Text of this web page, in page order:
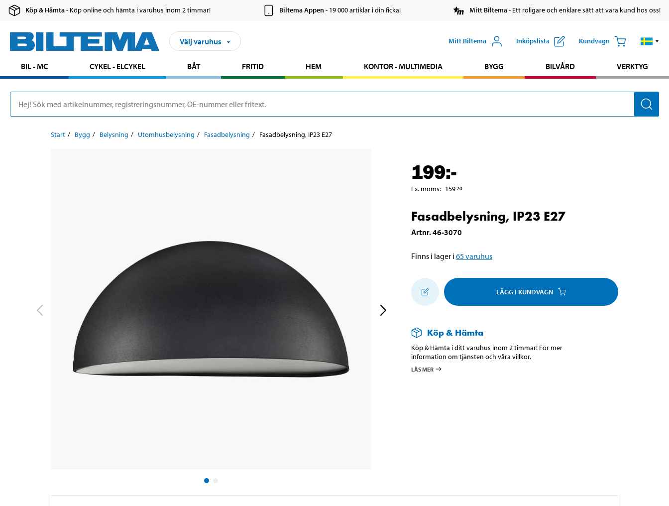
Köp & Hämta- Köp online och hämta i varuhus inom 2 timmar! Biltema Appen- 19 000 artiklar i din ficka! Mitt Biltema- Ett roligare och enklare sätt att vara kund hos oss!
Välj varuhus Mitt Biltema Inköpslista Kundvagn
BIL - MC CYKEL - ELCYKEL BÅT FRITID HEM KONTOR - MULTIMEDIA BYGG BILVÅRD VERKTYG
Start Bygg Belysning Utomhusbelysning Fasadbelysning Fasadbelysning, IP23 E27
199:-
Ex. moms: 159 20
Fasadbelysning, IP23 E27
Artnr.46-3070
Finns i lager i 65varuhus
LÄGG I KUNDVAGN
Köp & Hämta
Köp & Hämta i ditt varuhus inom 2 timmar! För mer
information om tjänsten och våra villkor.
LÄS MER